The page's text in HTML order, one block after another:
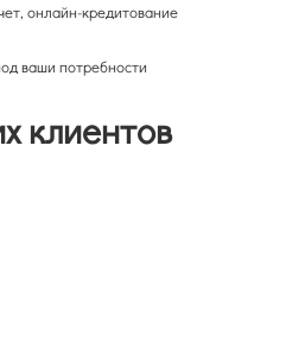
онлайн-кредитование
ваши потребности
клиентов